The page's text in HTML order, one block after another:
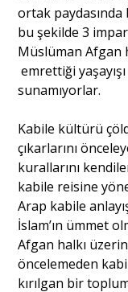
ortak
bu şekilde 3
Müslüman Afgan
emrettiği
sunamıyorlar.
Kabile kültürü
çıkarlarını
kurallarını
kabile reisine
Arap kabile
İslam’ın ümmet
Afgan halkı
öncelemeden
kırılgan bir